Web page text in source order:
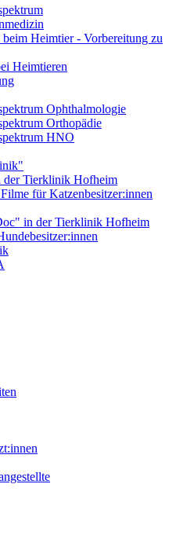
beim Heimtier - Vorbereitung zu
Heimtieren
Ophthalmologie
Orthopädie
HNO
Tierklinik Hofheim
für Katzenbesitzer:innen
in der Tierklinik Hofheim